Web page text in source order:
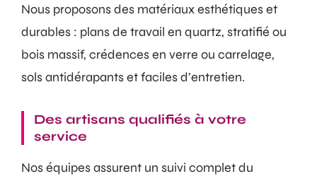
Nous proposons des matériaux esthétiques et
durables : plans de travail en quartz, stratifié ou
bois massif, crédences en verre ou carrelage,
sols antidérapants et faciles d’entretien.
Des artisans qualifiés à votre
service
Nos équipes assurent un suivi complet du